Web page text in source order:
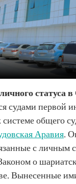
статуса в
судами первой
общего
Аравия.
с личным
о
Вынесенные